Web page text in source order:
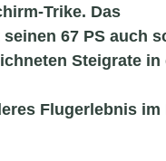
Trike. Das
67 PS auch
Steigrate in
Flugerlebnis im